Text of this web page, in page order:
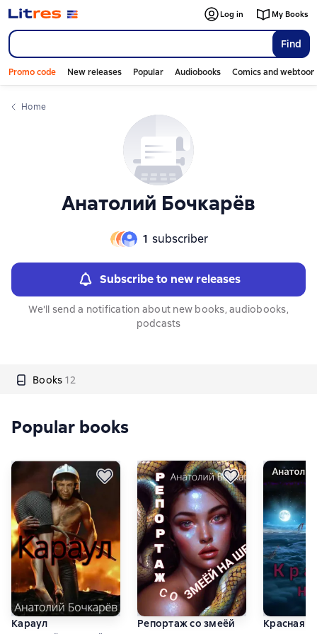
Find
Log in My Books
Promo code New releases Popular Audiobooks Comics and
Home
Анатолий Бочкарёв
1 subscriber
Subscribe to new releases
We'll send a notification about new books, audiobooks,
podcasts
Books 12
Слайдер с книгами
Popular books
Караул
Репортаж со змеёй
Красная
Слайдер с книгами